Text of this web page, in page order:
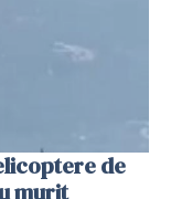
de
murit